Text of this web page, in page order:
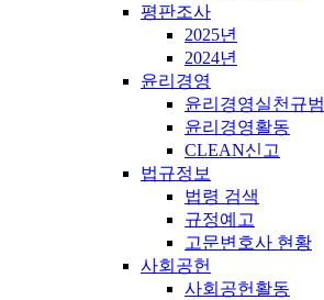
평판조사
2025년
2024년
윤리경영
윤리경영실천규범
윤리경영활동
CLEAN신고
법규정보
법령 검색
규정예고
고문변호사 현황
사회공헌
사회공헌활동